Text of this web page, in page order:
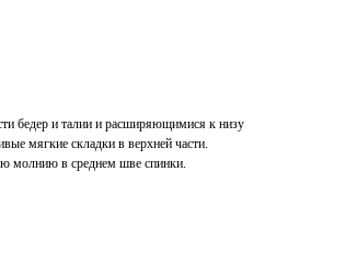
бедер и талии и расширяющимися к низу
мягкие складки в верхней части.
молнию в среднем шве спинки.